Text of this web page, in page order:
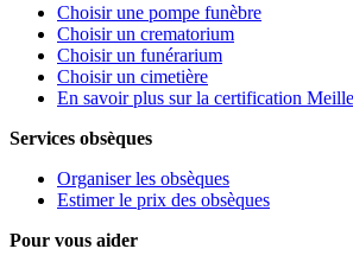
Choisir une pompe funèbre
Choisir un crematorium
Choisir un funérarium
Choisir un cimetière
En savoir plus sur la certification
Services obsèques
Organiser les obsèques
Estimer le prix des obsèques
Pour vous aider